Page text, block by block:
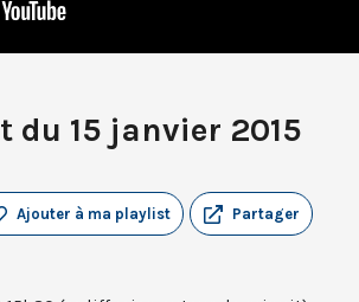
du 15 janvier 2015
Partager
Ajouter à ma playlist